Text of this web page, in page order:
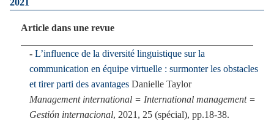
2021
Article dans une revue
L’influence de la diversité linguistique sur la
communication en équipe virtuelle : surmonter les obstacles
et tirer parti des avantages Danielle Taylor
Management international = International management =
Gestión internacional, 2021, 25 (spécial), pp.18-38.